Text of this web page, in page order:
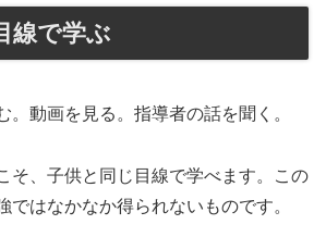
線で学ぶ
。動画を見る。指導者の話を聞く。
そ、子供と同じ目線で学べます。この
ではなかなか得られないものです。